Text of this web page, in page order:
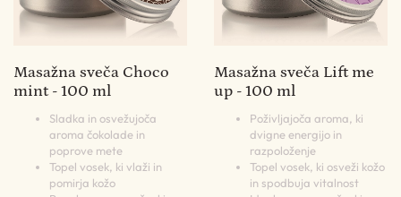
Masažna sveča Choco
mint - 100 ml
Sladka in osvežujoča
aroma čokolade in
poprove mete
Topel vosek, ki vlaži in
pomirja kožo
Masažna sveča Lift me
up - 100 ml
Poživljajoča aroma, ki
dvigne energijo in
razpoloženje
Topel vosek, ki osveži kožo
in spodbuja vitalnost